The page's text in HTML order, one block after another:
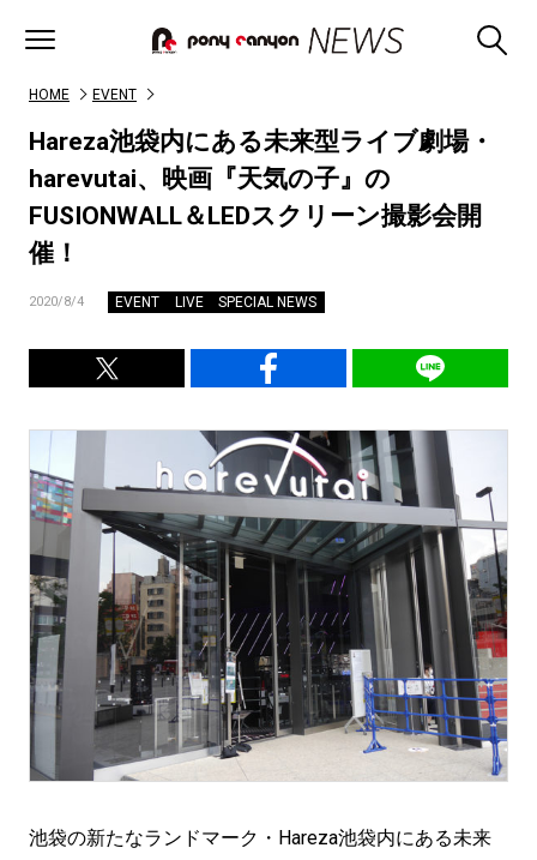
HOME EVENT
Hareza池袋内にある未来型ライブ劇場・
harevutai、映画『天気の子』の
FUSIONWALL＆LEDスクリーン撮影会開
催！
2020/8/4 EVENT LIVE SPECIAL NEWS
池袋の新たなランドマーク・Hareza池袋内にある未来